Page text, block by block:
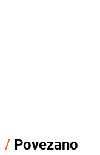
/ Povezano